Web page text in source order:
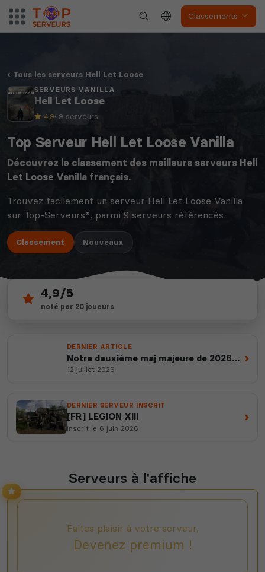
Classements
Tous les serveurs Hell Let Loose
SERVEURS VANILLA
Hell Let Loose
4,9· 9 serveurs
Top Serveur Hell Let Loose Vanilla
Découvrez le classement des meilleurs serveurs Hell
Let Loose Vanilla français.
Trouvez facilement un serveur Hell Let Loose Vanilla
sur Top-Serveurs®, parmi 9 serveurs référencés.
Classement Nouveaux
9
serveurs actifs
depuis 2012
4,9/5
noté par 20 joueurs
DERNIER ARTICLE
Notre deuxième maj majeure de 2026
est en ligne
12 juillet 2026
›
DERNIER SERVEUR INSCRIT
[FR] LEGION XIII
inscrit le 6 juin 2026
›
Serveurs à l'affiche
Faites plaisir à votre serveur,
Devenez premium !